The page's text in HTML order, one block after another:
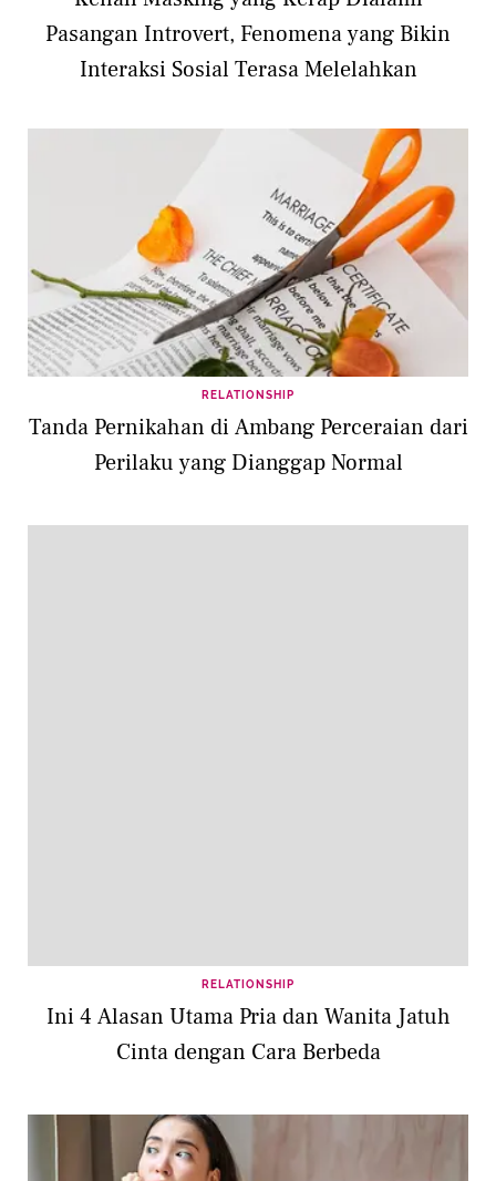
Pasangan Introvert, Fenomena yang Bikin
Interaksi Sosial Terasa Melelahkan
RELATIONSHIP
Tanda Pernikahan di Ambang Perceraian dari
Perilaku yang Dianggap Normal
RELATIONSHIP
Ini 4 Alasan Utama Pria dan Wanita Jatuh
Cinta dengan Cara Berbeda